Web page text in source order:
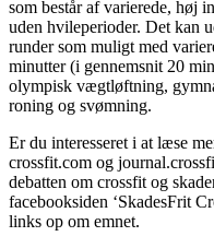
som består af varierede, høj
uden hvileperioder. Det kan
runder som muligt med
minutter (i gennemsnit 20
olympisk vægtløftning,
roning og svømning.
Er du interesseret i at læse
crossfit.com og
debatten om crossfit og
facebooksiden ‘SkadesFrit
links op om emnet.